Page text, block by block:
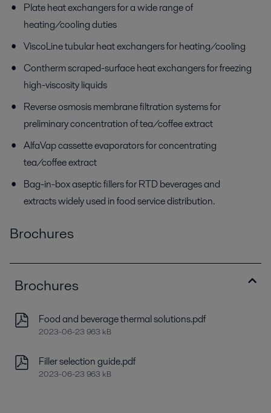
Plate heat exchangers for a wide range of
heating/cooling duties
ViscoLine tubular heat exchangers for heating/cooling
Contherm scraped-surface heat exchangers for freezing
high-viscosity liquids
Reverse osmosis membrane filtration systems for
preliminary concentration of tea/coffee extract
AlfaVap cassette evaporators for concentrating
tea/coffee extract
Bag-in-box aseptic fillers for RTD beverages and
extracts widely used in food service distribution.
Brochures
Brochures
Food and beverage thermal solutions.pdf
2023-06-23 963 kB
Filler selection guide.pdf
2023-06-23 963 kB